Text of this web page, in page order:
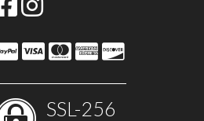
SSL-256